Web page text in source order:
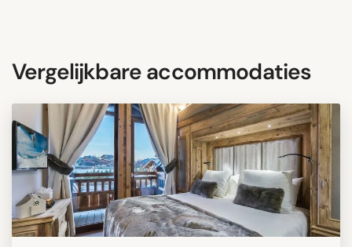
Vergelijkbare accommodaties